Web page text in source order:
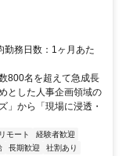
勤務日数：1ヶ月あた
800名を超えて急成長
とした人事企画領域の
」から「現場に浸透・
モート
経験者歓迎
長期歓迎
社割あり